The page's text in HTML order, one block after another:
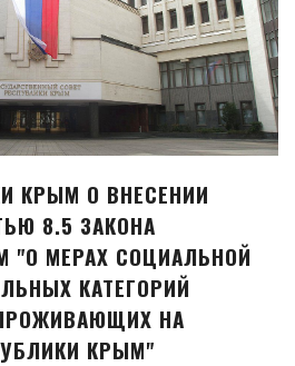
КРЫМ О ВНЕСЕНИИ
8.5 ЗАКОНА
"О МЕРАХ СОЦИАЛЬНОЙ
КАТЕГОРИЙ
НА
КРЫМ"